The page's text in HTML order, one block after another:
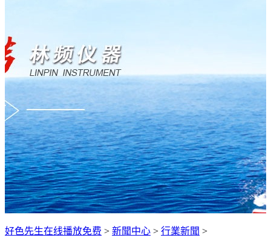
好色先生在线播放免费 > 新聞中心 > 行業新聞 >